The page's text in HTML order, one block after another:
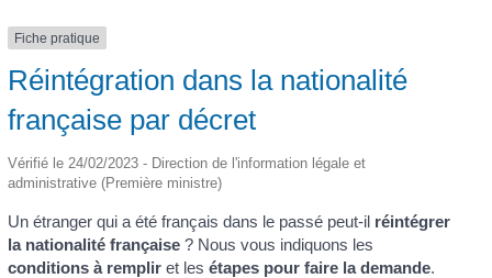
Fiche pratique
Réintégration dans la nationalité
française par décret
Vérifié le 24/02/2023 - Direction de l'information légale et
administrative (Première ministre)
Un étranger qui a été français dans le passé peut-il réintégrer
la nationalité française? Nous vous indiquons les
conditions à rempliret les étapes pour faire la demande.